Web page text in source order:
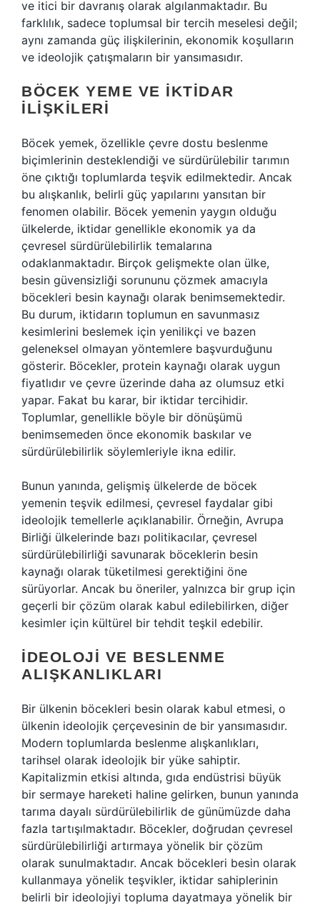
ve itici bir davranış olarak algılanmaktadır. Bu
farklılık, sadece toplumsal bir tercih meselesi değil;
aynı zamanda güç ilişkilerinin, ekonomik koşulların
ve ideolojik çatışmaların bir yansımasıdır.
BÖCEK YEME VE İKTIDAR
İLIŞKILERI
Böcek yemek, özellikle çevre dostu beslenme
biçimlerinin desteklendiği ve sürdürülebilir tarımın
öne çıktığı toplumlarda teşvik edilmektedir. Ancak
bu alışkanlık, belirli güç yapılarını yansıtan bir
fenomen olabilir. Böcek yemenin yaygın olduğu
ülkelerde, iktidar genellikle ekonomik ya da
çevresel sürdürülebilirlik temalarına
odaklanmaktadır. Birçok gelişmekte olan ülke,
besin güvensizliği sorununu çözmek amacıyla
böcekleri besin kaynağı olarak benimsemektedir.
Bu durum, iktidarın toplumun en savunmasız
kesimlerini beslemek için yenilikçi ve bazen
geleneksel olmayan yöntemlere başvurduğunu
gösterir. Böcekler, protein kaynağı olarak uygun
fiyatlıdır ve çevre üzerinde daha az olumsuz etki
yapar. Fakat bu karar, bir iktidar tercihidir.
Toplumlar, genellikle böyle bir dönüşümü
benimsemeden önce ekonomik baskılar ve
sürdürülebilirlik söylemleriyle ikna edilir.
Bunun yanında, gelişmiş ülkelerde de böcek
yemenin teşvik edilmesi, çevresel faydalar gibi
ideolojik temellerle açıklanabilir. Örneğin, Avrupa
Birliği ülkelerinde bazı politikacılar, çevresel
sürdürülebilirliği savunarak böceklerin besin
kaynağı olarak tüketilmesi gerektiğini öne
sürüyorlar. Ancak bu öneriler, yalnızca bir grup için
geçerli bir çözüm olarak kabul edilebilirken, diğer
kesimler için kültürel bir tehdit teşkil edebilir.
İDEOLOJI VE BESLENME
ALIŞKANLIKLARI
Bir ülkenin böcekleri besin olarak kabul etmesi, o
ülkenin ideolojik çerçevesinin de bir yansımasıdır.
Modern toplumlarda beslenme alışkanlıkları,
tarihsel olarak ideolojik bir yüke sahiptir.
Kapitalizmin etkisi altında, gıda endüstrisi büyük
bir sermaye hareketi haline gelirken, bunun yanında
tarıma dayalı sürdürülebilirlik de günümüzde daha
fazla tartışılmaktadır. Böcekler, doğrudan çevresel
sürdürülebilirliği artırmaya yönelik bir çözüm
olarak sunulmaktadır. Ancak böcekleri besin olarak
kullanmaya yönelik teşvikler, iktidar sahiplerinin
belirli bir ideolojiyi topluma dayatmaya yönelik bir